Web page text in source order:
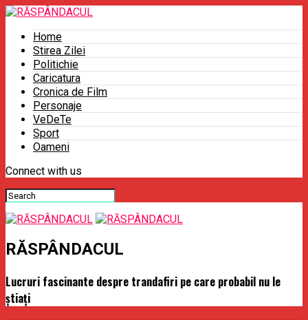
Home
Stirea Zilei
Politichie
Caricatura
Cronica de Film
Personaje
VeDeTe
Sport
Oameni
Connect with us
RĂSPÂNDACUL
Lucruri fascinante despre trandafiri pe care probabil nu le
știați